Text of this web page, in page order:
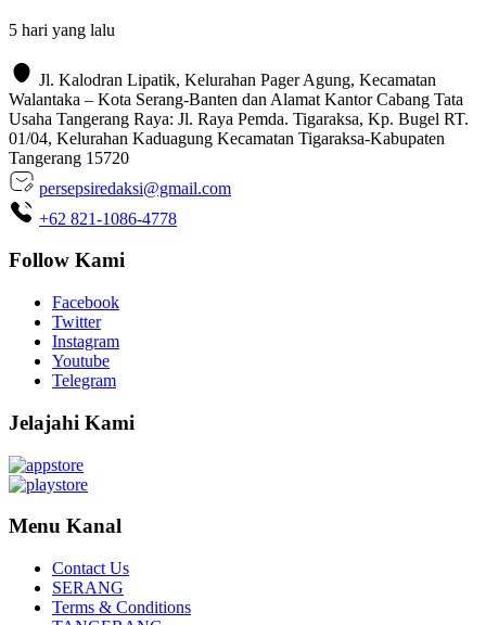
5 hari yang lalu
Jl. Kalodran Lipatik, Kelurahan Pager Agung, Kecamatan
Walantaka – Kota Serang-Banten dan Alamat Kantor Cabang Tata
Usaha Tangerang Raya: Jl. Raya Pemda. Tigaraksa, Kp. Bugel RT.
01/04, Kelurahan Kaduagung Kecamatan Tigaraksa-Kabupaten
Tangerang 15720
persepsiredaksi@gmail.com
+62 821-1086-4778
Follow Kami
Facebook
Twitter
Instagram
Youtube
Telegram
Jelajahi Kami
Menu Kanal
Contact Us
SERANG
Terms & Conditions